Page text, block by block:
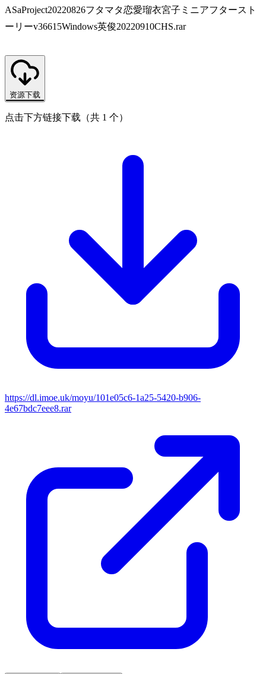
ASaProject20220826フタマタ恋愛瑠衣宮子ミニアフタースト
ーリーv36615Windows英俊20220910CHS.rar
资源下载
点击下方链接下载（共 1 个）
https://dl.imoe.uk/moyu/101e05c6-1a25-5420-b906-
4e67bdc7eee8.rar